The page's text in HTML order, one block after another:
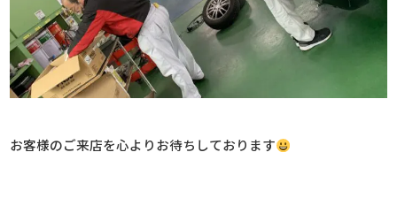
お客様のご来店を心よりお待ちしております